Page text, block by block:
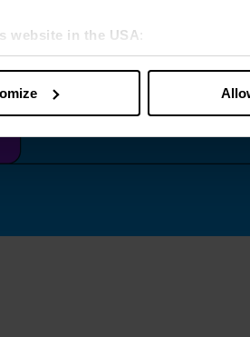
website in the USA :
be processed in the USA. The
that is inadequate by EU